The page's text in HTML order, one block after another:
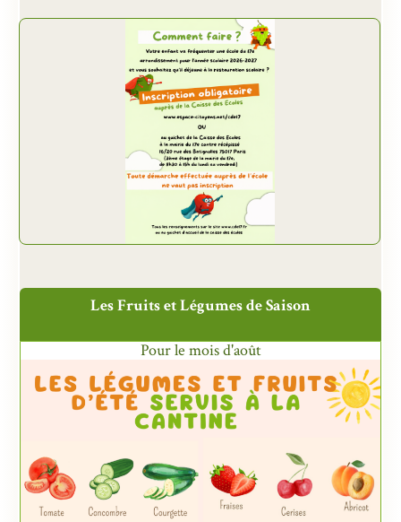
Les Fruits et Légumes de Saison
Pour le mois d'août